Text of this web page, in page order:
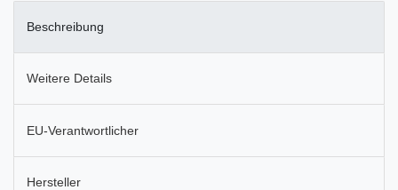
Beschreibung
Weitere Details
EU-Verantwortlicher
Hersteller